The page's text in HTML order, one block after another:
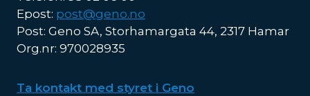
Epost: post@geno.no
Post: Geno SA, Storhamargata 44, 2317 Hamar
Org.nr: 970028935
Ta kontakt med styret i Geno